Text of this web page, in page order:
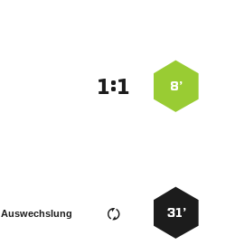
8’
:
31’
Auswechslung